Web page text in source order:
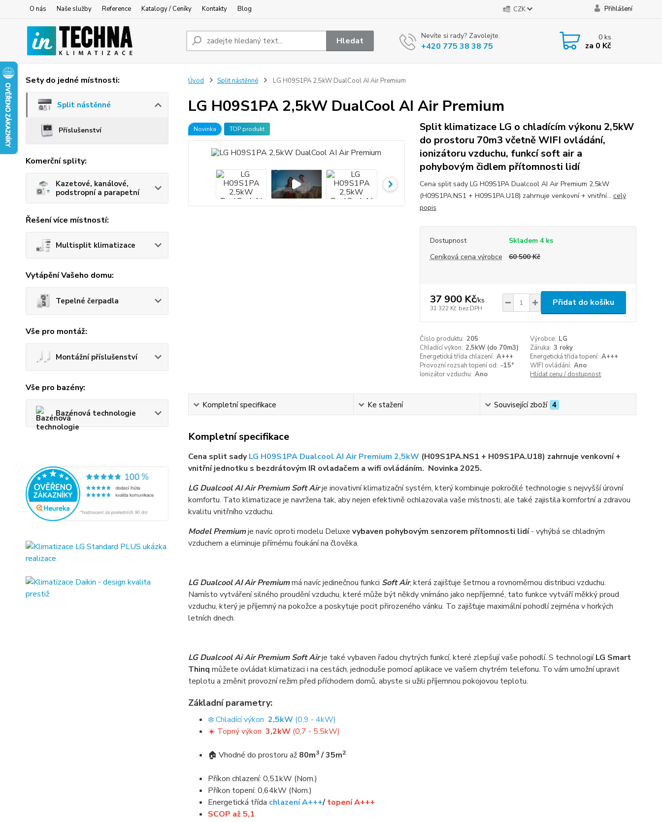
O nás Naše služby Reference Katalogy / Ceníky Kontakty Blog CZK Přihlášení
Hledat Nevíte si rady? Zavolejte.
+420 775 38 38 75
0ks
za 0 Kč
Sety do jedné místnosti:
Split nástěnné
Příslušenství
Komerční splity:
Kazetové, kanálové,
podstropní a parapetní
Řešení více místností:
Multisplit klimatizace
Vytápění Vašeho domu:
Tepelné čerpadla
Vše pro montáž:
Montážní příslušenství
Vše pro bazény:
Bazénová technologie
Úvod Split nástěnné LG H09S1PA 2,5kW DualCool AI Air Premium
LG H09S1PA 2,5kW DualCool AI Air Premium
Novinka TOP produkt
Split klimatizace LG o chladícím výkonu 2,5kW
do prostoru 70m3 včetně WIFI ovládání,
ionizátoru vzduchu, funkcí soft air a
pohybovým čidlem přítomnosti lidí
Cena split sady LG H09S1PA Dualcool AI Air Premium 2,5kW
(H09S1PA.NS1 + H09S1PA.U18) zahrnuje venkovní + vnitřní... celý
popis
Dostupnost
Skladem 4 ks
Ceníková cena výrobce
60 500 Kč
37 900 Kč/ks
31 322 Kč bez DPH
Přidat do košíku
Číslo produktu: 205 Výrobce: LG
Chladící výkon: 2,5kW (do 70m3) Záruka: 3 roky
Energetická třída chlazení: A+++ Energetická třída topení: A+++
Provozní rozsah topení od: -15° WIFI ovládání: Ano
Ionizátor vzduchu: Ano Hlídat cenu / dostupnost
Kompletní specifikace Ke stažení Související zboží 4
Kompletní specifikace
Cena split sadyLG H09S1PA Dualcool AI Air Premium 2,5kW(H09S1PA.NS1 + H09S1PA.U18) zahrnuje venkovní +
vnitřní jednotku s bezdrátovým IR ovladačem a wifi ovládáním. Novinka 2025.
LG Dualcool AI Air Premium Soft Airje inovativní klimatizační systém, který kombinuje pokročilé technologie s nejvyšší úrovní
komfortu. Tato klimatizace je navržena tak, aby nejen efektivně ochlazovala vaše místnosti, ale také zajistila komfortní a zdravou
kvalitu vnitřního vzduchu.
Model Premiumje navíc oproti modelu Deluxe vybaven pohybovým senzorem přítomnosti lidí- vyhýbá se chladným
vzduchem a eliminuje přímému foukání na člověka.
LG Dualcool AI Air Premiummá navíc jedinečnou funkci Soft Air, která zajišťuje šetrnou a rovnoměrnou distribuci vzduchu.
Namísto vytváření silného proudění vzduchu, které může být někdy vnímáno jako nepříjemné, tato funkce vytváří měkký proud
vzduchu, který je příjemný na pokožce a poskytuje pocit přirozeného vánku. To zajišťuje maximální pohodlí zejména v horkých
letních dnech.
LG Dualcool Ai Air Premium Soft Airje také vybaven řadou chytrých funkcí, které zlepšují vaše pohodlí. S technologiíLG Smart
Thinq můžete ovládat klimatizaci i na cestách, jednoduše pomocí aplikace ve vašem chytrém telefonu. To vám umožní upravit
teplotu a změnit provozní režim před příchodem domů, abyste si užili příjemnou pokojovou teplotu.
Základní parametry:
❄️ Chladící výkon 2,5kW (0,9 - 4kW)
☀️ Topný výkon 3,2kW (0,7 - 5,5kW)
🏠 Vhodné do prostoru až 80m3/ 35m2
Příkon chlazení: 0,51kW (Nom.)
Příkon topení: 0,64kW (Nom.)
Energetická třída chlazení A+++/topení A+++
SCOP až 5,1